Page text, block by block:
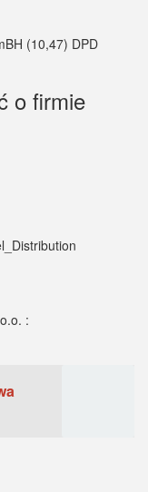
(10,47) DPD
o firmie
: